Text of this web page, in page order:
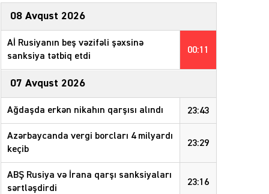
08 Avqust 2026
00:11
Aİ Rusiyanın beş vəzifəli şəxsinə
sanksiya tətbiq etdi
07 Avqust 2026
23:43
Ağdaşda erkən nikahın qarşısı alındı
23:29
Azərbaycanda vergi borcları 4 milyardı
keçib
23:16
ABŞ Rusiya və İrana qarşı sanksiyaları
sərtləşdirdi